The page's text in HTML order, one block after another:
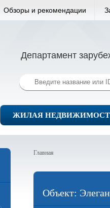
Обзоры и рекомендации
Департамент
ЖИЛАЯ
Главная
Объект: